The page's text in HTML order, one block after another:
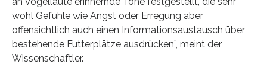
wohl Gefühle wie Angst oder Erregung aber
offensichtlich auch einen Informationsaustausch über
bestehende Futterplätze ausdrücken”, meint der
Wissenschaftler.